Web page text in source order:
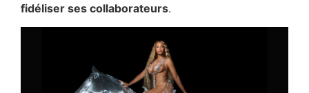
fidéliser ses collaborateurs.